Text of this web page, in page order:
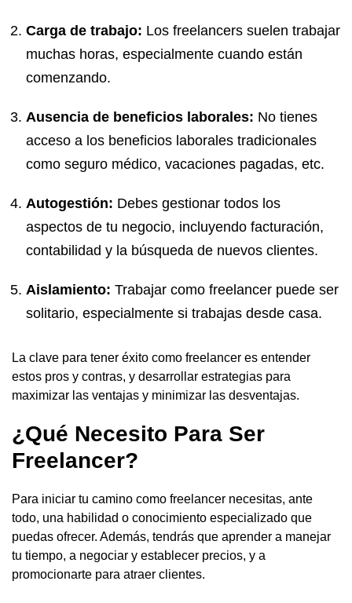
Carga de trabajo: Los freelancers suelen trabajar
muchas horas, especialmente cuando están
comenzando.
Ausencia de beneficios laborales: No tienes
acceso a los beneficios laborales tradicionales
como seguro médico, vacaciones pagadas, etc.
Autogestión: Debes gestionar todos los
aspectos de tu negocio, incluyendo facturación,
contabilidad y la búsqueda de nuevos clientes.
Aislamiento: Trabajar como freelancer puede ser
solitario, especialmente si trabajas desde casa.
La clave para tener éxito como freelancer es entender
estos pros y contras, y desarrollar estrategias para
maximizar las ventajas y minimizar las desventajas.
¿Qué Necesito Para Ser
Freelancer?
Para iniciar tu camino como freelancer necesitas, ante
todo, una habilidad o conocimiento especializado que
puedas ofrecer. Además, tendrás que aprender a manejar
tu tiempo, a negociar y establecer precios, y a
promocionarte para atraer clientes.